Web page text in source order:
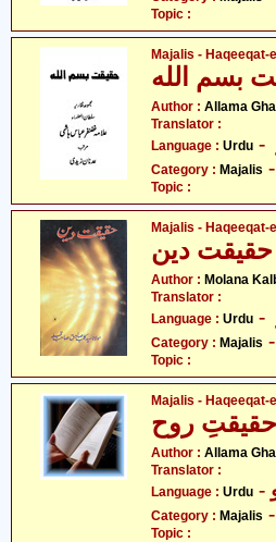
Topic :
Majalis - Haqeeqat-
Author : Allama
Translator :
Language : Urdu
Category : Majalis
Topic :
Majalis - Haqeeqat-
Author : Molana
Translator :
Language : Urdu
Category : Majalis
Topic :
Majalis - Haqeeqat-
روح
Author : Allama
Translator :
Language : Urdu
Category : Majalis
Topic :